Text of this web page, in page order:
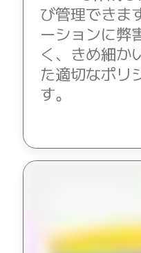
び管理できま
ーションに弊
く、きめ細か
た適切なポリ
す。